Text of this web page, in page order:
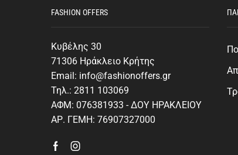
FASHION OFFERS
Κυβέλης 30
71306 Ηράκλειο Κρήτης
Email: info@fashionoffers.gr
Τηλ.: 2811 103069
ΑΦΜ: 076381933 - ΔΟΥ ΗΡΑΚΛΕΙΟΥ
ΑΡ. ΓΕΜΗ: 76907327000